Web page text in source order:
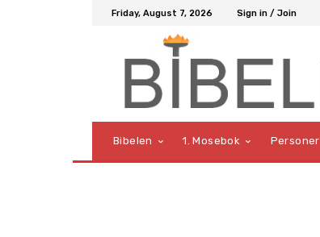
Friday, August 7, 2026 Sign in / Join
Bibelen 1. Mosebok Personer